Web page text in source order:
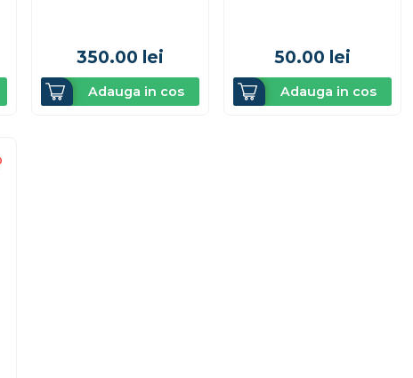
350.00 lei
Adauga in cos
50.00 lei
Adauga in cos